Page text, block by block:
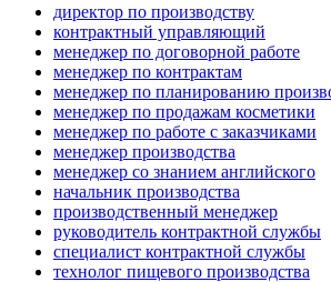
директор по производству
контрактный управляющий
менеджер по договорной работе
менеджер по контрактам
менеджер по планированию
менеджер по продажам косметики
менеджер по работе с заказчиками
менеджер производства
менеджер со знанием английского
начальник производства
производственный менеджер
руководитель контрактной службы
специалист контрактной службы
технолог пищевого производства